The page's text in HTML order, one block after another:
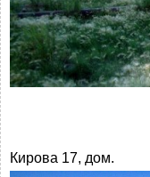
Кирова 17, дом.